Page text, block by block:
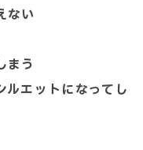
ない
まう
ルエットになってし